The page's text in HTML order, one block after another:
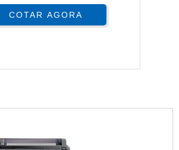
COTAR AGORA